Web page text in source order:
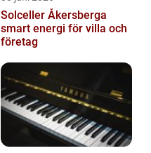
Solceller Åkersberga
smart energi för villa och
företag